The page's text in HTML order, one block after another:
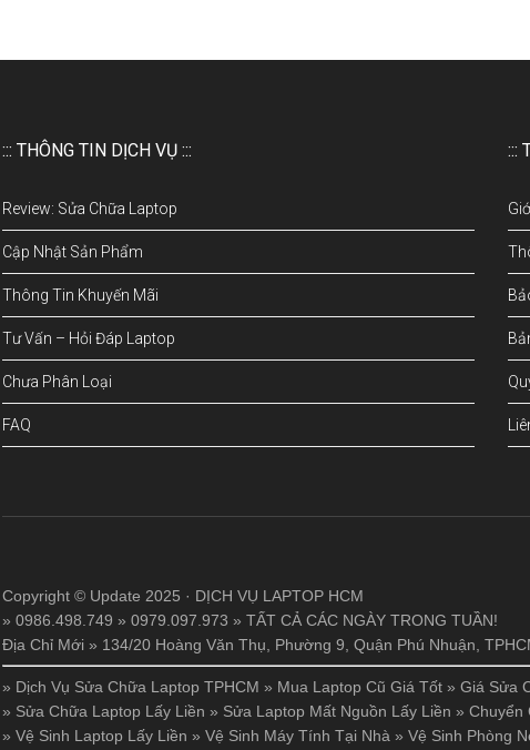
::: THÔNG TIN DỊCH VỤ :::
Review: Sửa Chữa Laptop
Cập Nhật Sản Phẩm
Thông Tin Khuyến Mãi
Tư Vấn – Hỏi Đáp Laptop
Chưa Phân Loại
FAQ
:::
Copyright © Update 2025 · DỊCH VỤ LAPTOP HCM
» 0986.498.749 » 0979.097.973 » TẤT CẢ CÁC NGÀY TRONG TUẦN!
Địa Chỉ Mới » 134/20 Hoàng Văn Thụ, Phường 9, Quận Phú Nhuận,
» Dịch Vụ Sửa Chữa Laptop TPHCM » Mua Laptop Cũ Giá Tốt » Giá Sửa
» Sửa Chữa Laptop Lấy Liền » Sửa Laptop Mất Nguồn Lấy Liền » Chuyển
» Vệ Sinh Laptop Lấy Liền » Vệ Sinh Máy Tính Tại Nhà » Vệ Sinh Phòng